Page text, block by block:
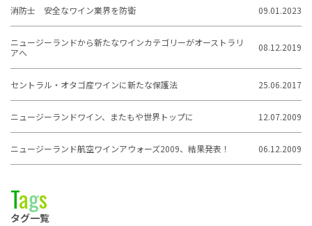
消防士 安全なワイン業界を防衛 09.01.2023
ニュージーランドから新たなワインカテゴリーがオーストラリ
アへ
08.12.2019
セントラル・オタゴ産ワインに新たな保護法 25.06.2017
ニュージーランドワイン、またもや世界トップに 12.07.2009
ニュージーランド航空ワインアウォーズ2009、結果発表！ 06.12.2009
Tags
タグ一覧